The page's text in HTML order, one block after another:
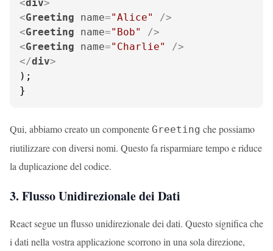
<div>
<Greeting name="Alice"
/>
<Greeting name="Bob"
/>
<Greeting name="Charlie"
/>
</div>
);
}
Qui, abbiamo creato un componente Greeting che possiamo
riutilizzare con diversi nomi. Questo fa risparmiare tempo e riduce
la duplicazione del codice.
3. Flusso Unidirezionale dei Dati
React segue un flusso unidirezionale dei dati. Questo significa che
i dati nella vostra applicazione scorrono in una sola direzione,